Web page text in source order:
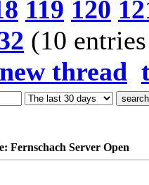
119 120
(10
new thread
Fernschach Server Open